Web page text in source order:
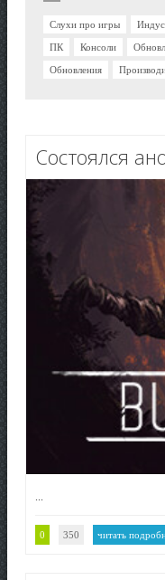
Слухи про игры
ПК Консоли
Обновления
Состоялся
...
0 350 читать